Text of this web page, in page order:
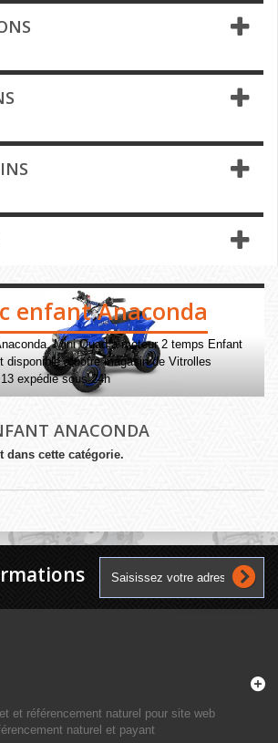
enfant Anaconda
Mini Quad à moteur 2 temps Enfant
disponible à notre magasin de Vitrolles
expédié sous 24h
ANACONDA
dans cette catégorie.
et référencement naturel pour site web